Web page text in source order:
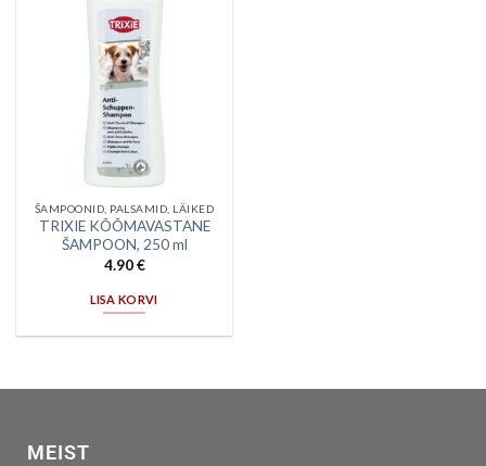
ŠAMPOONID, PALSAMID, LÄIKED
TRIXIE KÕÕMAVASTANE
ŠAMPOON, 250 ml
4.90€
LISA KORVI
MEIST